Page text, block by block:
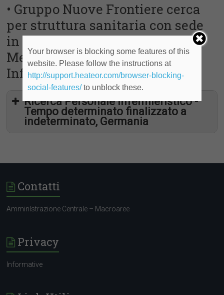
• Gruppo Nuove Frontiere cerca
per struttura sanitaria con sede
in Germania- Laureati in
Medicina (Scienze
Infermieristiche)
Ricerca Personale Infermieristico -
Tempo determinato finalizzato a
indeterminato, Germania
Contatti
AmminIstrazione Centrale – Macroaree
Privacy
Informative
Your browser is blocking some features of this
website. Please follow the instructions at
http://support.heateor.com/browser-blocking-
social-features/to unblock these.